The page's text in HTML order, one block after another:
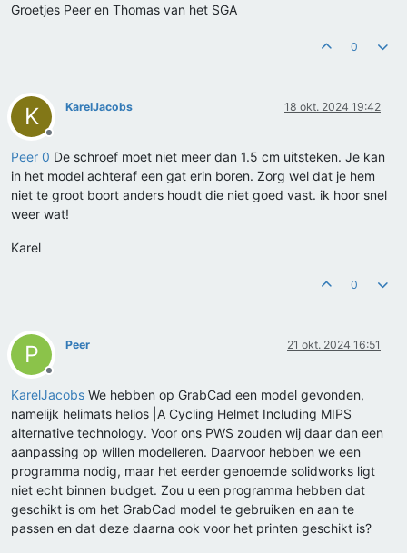
Groetjes Peer en Thomas van het SGA
0
K
Offline
KarelJacobs 18 okt. 2024 19:42
Peer 0 De schroef moet niet meer dan 1.5 cm uitsteken. Je kan
in het model achteraf een gat erin boren. Zorg wel dat je hem
niet te groot boort anders houdt die niet goed vast. ik hoor snel
weer wat!
Karel
0
P
Offline
Peer 21 okt. 2024 16:51
KarelJacobs We hebben op GrabCad een model gevonden,
namelijk helimats helios |A Cycling Helmet Including MIPS
alternative technology. Voor ons PWS zouden wij daar dan een
aanpassing op willen modelleren. Daarvoor hebben we een
programma nodig, maar het eerder genoemde solidworks ligt
niet echt binnen budget. Zou u een programma hebben dat
geschikt is om het GrabCad model te gebruiken en aan te
passen en dat deze daarna ook voor het printen geschikt is?